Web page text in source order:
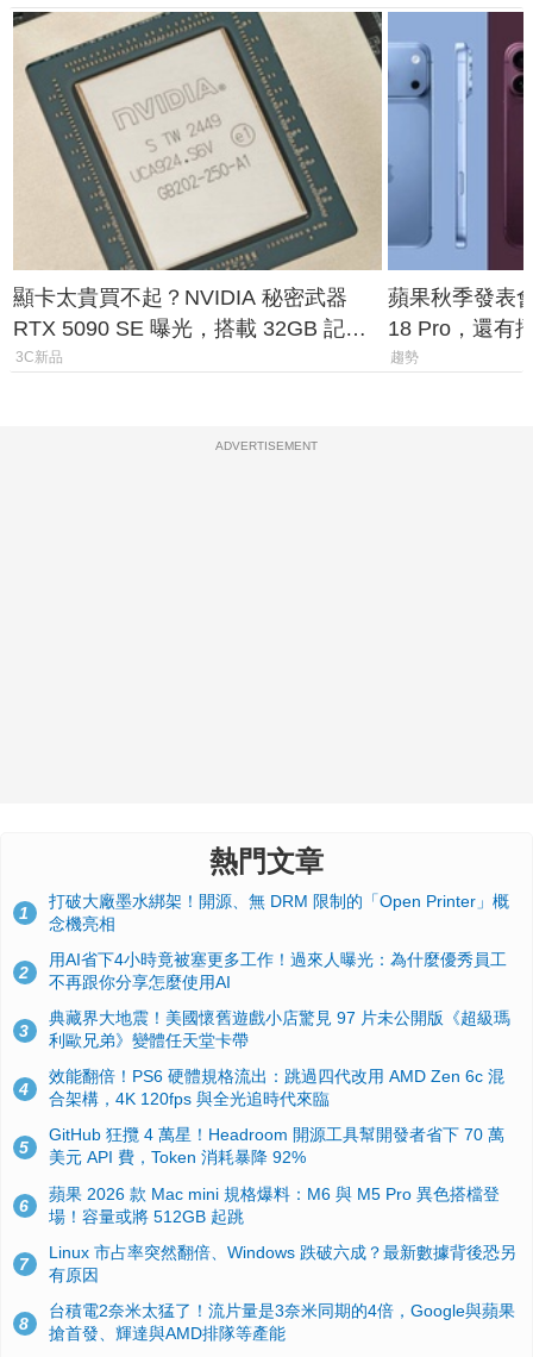
顯卡太貴買不起？NVIDIA 秘密武器
RTX 5090 SE 曝光，搭載 32GB 記憶
體
3C新品
蘋果秋季發表
18 Pro，還有
測一次看
趨勢
ADVERTISEMENT
熱門文章
1
打破大廠墨水綁架！開源、無 DRM 限制的「Open Printer」概
念機亮相
2
用AI省下4小時竟被塞更多工作！過來人曝光：為什麼優秀員工
不再跟你分享怎麼使用AI
3
典藏界大地震！美國懷舊遊戲小店驚見 97 片未公開版《超級瑪
利歐兄弟》變體任天堂卡帶
4
效能翻倍！PS6 硬體規格流出：跳過四代改用 AMD Zen 6c 混
合架構，4K 120fps 與全光追時代來臨
5
GitHub 狂攬 4 萬星！Headroom 開源工具幫開發者省下 70 萬
美元 API 費，Token 消耗暴降 92%
6
蘋果 2026 款 Mac mini 規格爆料：M6 與 M5 Pro 異色搭檔登
場！容量或將 512GB 起跳
7
Linux 市占率突然翻倍、Windows 跌破六成？最新數據背後恐另
有原因
8
台積電2奈米太猛了！流片量是3奈米同期的4倍，Google與蘋果
搶首發、輝達與AMD排隊等產能